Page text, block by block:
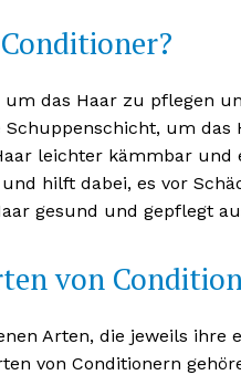
das Haar zu pflegen
um das
leichter kämmbar und
hilft dabei, es vor
gesund und gepflegt
von
Arten, die jeweils ihre
von Conditionern